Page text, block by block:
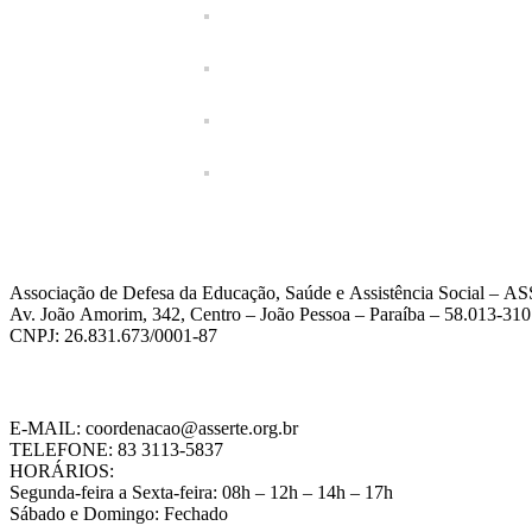
Associação de Defesa da Educação, Saúde e Assistência Social –
Av. João Amorim, 342, Centro – João Pessoa – Paraíba – 58.013-310
CNPJ: 26.831.673/0001-87
E-MAIL: coordenacao@asserte.org.br
TELEFONE: 83 3113-5837
HORÁRIOS:
Segunda-feira a Sexta-feira: 08h – 12h – 14h – 17h
Sábado e Domingo: Fechado